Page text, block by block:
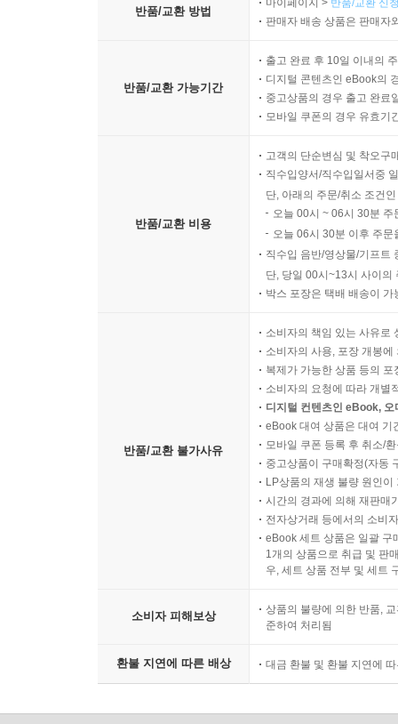
반품/교환 방법
판매자 배송 상품은 판매자
반품/교환 가능기간
출고 완료 후 10일 이내의
디지털 콘텐츠인 eBook의
중고상품의 경우 출고 완료
모바일 쿠폰의 경우 유효기
반품/교환 비용
고객의 단순변심 및 착오구
직수입양서/직수입일서중
단, 아래의 주문/취소 조건
오늘 00시 ~ 06시 30분
오늘 06시 30분 이후 주
직수입 음반/영상물/기프트
단, 당일 00시~13시 사이의
박스 포장은 택배 배송이
반품/교환 불가사유
소비자의 책임 있는 사유로
소비자의 사용, 포장 개봉
복제가 가능한 상품 등의
소비자의 요청에 따라 개별
디지털 컨텐츠인 eBook,
eBook 대여 상품은 대여 기
모바일 쿠폰 등록 후 취소/
중고상품이 구매확정(자동
LP상품의 재생 불량 원인
시간의 경과에 의해 재판매
전자상거래 등에서의 소비
eBook 세트 상품은 일괄 구
1개의 상품으로 취급 및 판
우, 세트 상품 전부 및 세트
소비자 피해보상
상품의 불량에 의한 반품,
준하여 처리됨
환불 지연에 따른 배상 대금 환불 및 환불 지연에